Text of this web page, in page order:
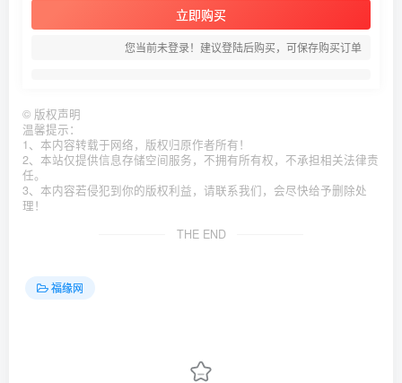
立即购买
您当前未登录！建议登陆后购买，可保存购买订单
© 版权声明
温馨提示：
1、本内容转载于网络，版权归原作者所有！
2、本站仅提供信息存储空间服务，不拥有所有权，不承担相关法律责
任。
3、本内容若侵犯到你的版权利益，请联系我们，会尽快给予删除处
理！
THE END
福缘网